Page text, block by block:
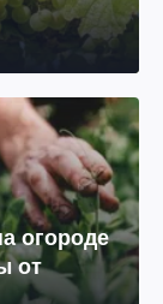
огороде
от